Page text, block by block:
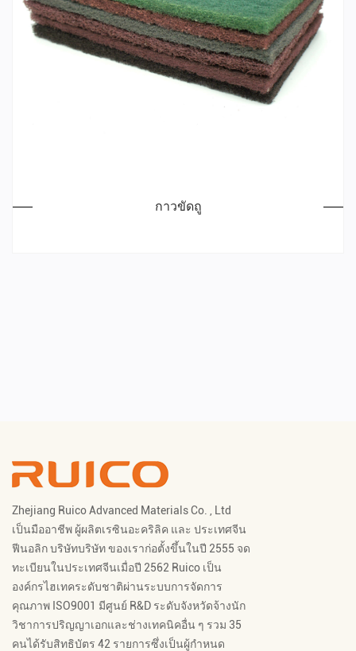
กาวขัดถู
Zhejiang Ruico Advanced Materials Co. , Ltd
เป็นมืออาชีพ ผู้ผลิตเรซินอะคริลิค และ ประเทศจีน
ฟีนอลิก บริษัทบริษัท ของเราก่อตั้งขึ้นในปี 2555 จด
ทะเบียนในประเทศจีนเมื่อปี 2562 Ruico เป็น
องค์กรไฮเทคระดับชาติผ่านระบบการจัดการ
คุณภาพ ISO9001 มีศูนย์ R&D ระดับจังหวัดจ้างนัก
วิชาการปริญญาเอกและช่างเทคนิคอื่น ๆ รวม 35
คนได้รับสิทธิบัตร 42 รายการซึ่งเป็นผู้กำหนด